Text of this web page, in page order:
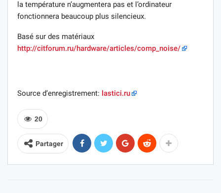
la température n’augmentera pas et l’ordinateur
fonctionnera beaucoup plus silencieux.
Basé sur des matériaux
http://citforum.ru/hardware/articles/comp_noise/
Source d’enregistrement: lastici.ru
20
Partager